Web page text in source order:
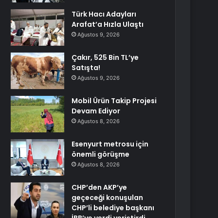
Türk Hacı Adayları
Arafat’a Hızla Ulaştı
Ağustos 9, 2026
Çakır, 525 Bin TL’ye
Satışta!
Ağustos 9, 2026
Mobil Ürün Takip Projesi
Devam Ediyor
Ağustos 8, 2026
Esenyurt metrosu için
önemli görüşme
Ağustos 8, 2026
CHP’den AKP’ye
geçeceği konuşulan
CHP’li belediye başkanı